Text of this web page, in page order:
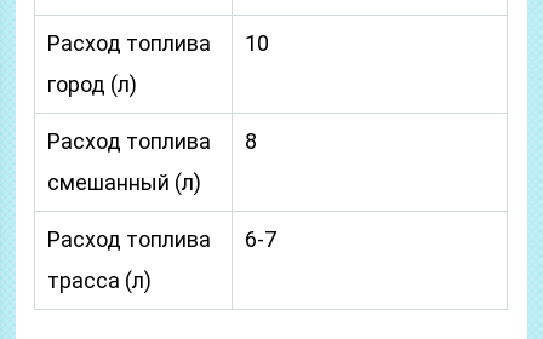
Расход топлива
город (л)
10
Расход топлива
смешанный (л)
8
Расход топлива
трасса (л)
6-7